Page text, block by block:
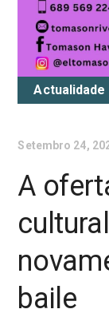
Actualidade
Setembro 24,
A
baile